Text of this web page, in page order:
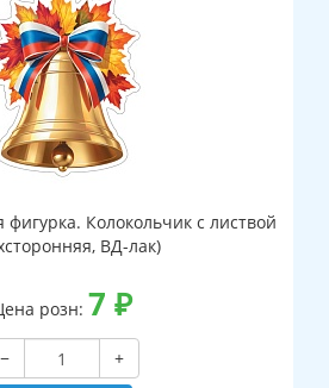
Колокольчик с листвой
ВД-лак)
розн: 7 ₽
−
+